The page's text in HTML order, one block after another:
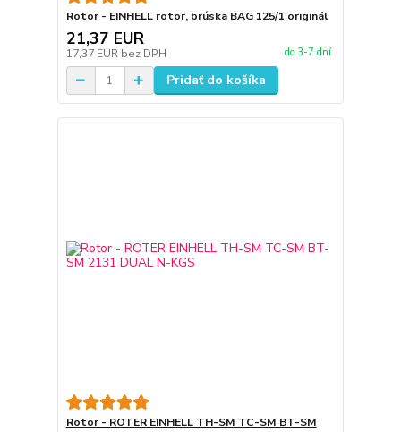
Rotor - EINHELL rotor, brúska BAG 125/1 originál
21,37 EUR
17,37 EUR bez DPH do 3-7 dní
Pridať do košíka
Rotor - ROTER EINHELL TH-SM TC-SM BT-SM